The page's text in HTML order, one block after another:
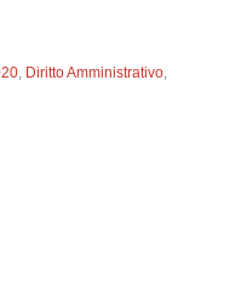
, Diritto Amministrativo,